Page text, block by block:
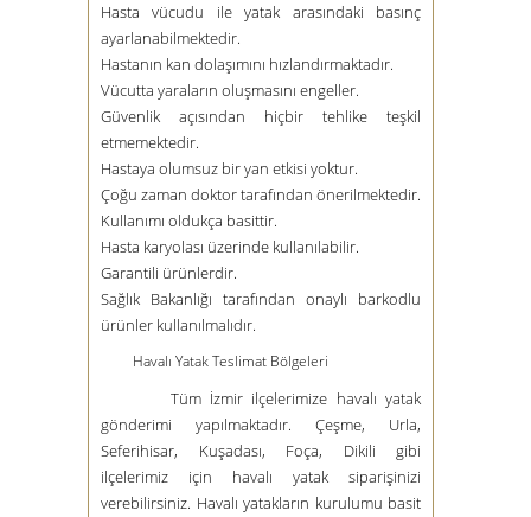
Hasta vücudu ile yatak arasındaki basınç
ayarlanabilmektedir.
Hastanın kan dolaşımını hızlandırmaktadır.
Vücutta yaraların oluşmasını engeller.
Güvenlik açısından hiçbir tehlike teşkil
etmemektedir.
Hastaya olumsuz bir yan etkisi yoktur.
Çoğu zaman doktor tarafından önerilmektedir.
Kullanımı oldukça basittir.
Hasta karyolası üzerinde kullanılabilir.
Garantili ürünlerdir.
Sağlık Bakanlığı tarafından onaylı barkodlu
ürünler kullanılmalıdır.
Havalı Yatak Teslimat Bölgeleri
Tüm İzmir ilçelerimize havalı yatak
gönderimi yapılmaktadır. Çeşme, Urla,
Seferihisar, Kuşadası, Foça, Dikili gibi
ilçelerimiz için havalı yatak siparişinizi
verebilirsiniz. Havalı yatakların kurulumu basit